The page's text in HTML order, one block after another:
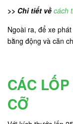
>> Chi tiết về cách
Ngoài ra, để xe
bằng động và căn
CÁC
CỠ